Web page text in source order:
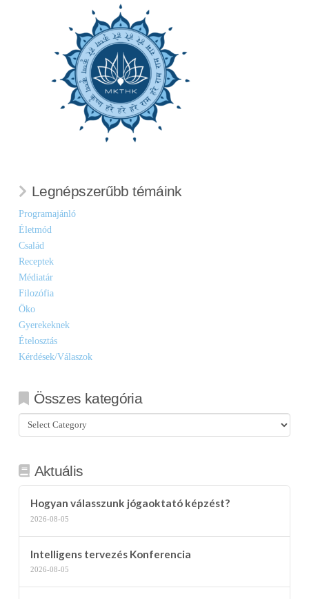
Legnépszerűbb témáink
Programajánló
Életmód
Család
Receptek
Médiatár
Filozófia
Öko
Gyerekeknek
Ételosztás
Kérdések/Válaszok
Összes kategória
Összes
kategória
Aktuális
Hogyan válasszunk jógaoktató képzést?
2026-08-05
Intelligens tervezés Konferencia
2026-08-05